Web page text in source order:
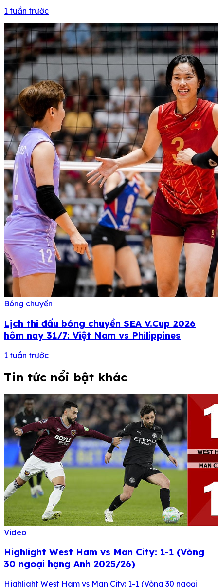
1 tuần trước
Bóng chuyền
Lịch thi đấu bóng chuyền SEA V.Cup 2026
hôm nay 31/7: Việt Nam vs Philippines
1 tuần trước
Tin tức nổi bật khác
Video
Highlight West Ham vs Man City: 1-1 (Vòng
30 ngoại hạng Anh 2025/26)
Highlight West Ham vs Man City: 1-1 (Vòng 30 ngoại